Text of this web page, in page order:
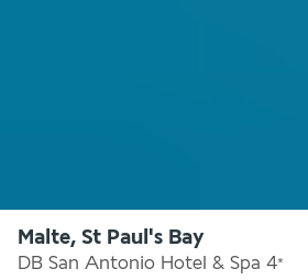
Malte, St Paul's Bay
DB San Antonio Hotel & Spa 4*